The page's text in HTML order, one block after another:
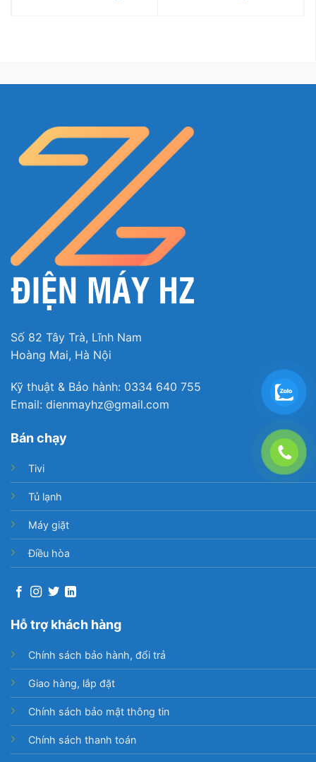
Số 82 Tây Trà, Lĩnh Nam
Hoàng Mai, Hà Nội
Kỹ thuật & Bảo hành: 0334 640 755
Email: dienmayhz@gmail.com
Bán chạy
Tivi
Tủ lạnh
Máy giặt
Điều hòa
Hỗ trợ khách hàng
Chính sách bảo hành, đổi trả
Giao hàng, lắp đặt
Chính sách bảo mật thông tin
Chính sách thanh toán